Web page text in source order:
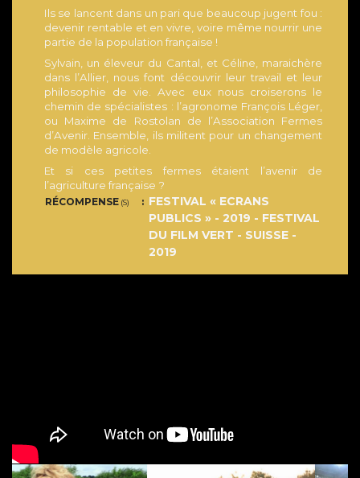
Ils se lancent dans un pari que beaucoup jugent fou :
devenir rentable et en vivre, voire même nourrir une
partie de la population française !
Sylvain, un éleveur du Cantal, et Céline, maraichère
dans l’Allier, nous font découvrir leur travail et leur
philosophie de vie. Avec eux nous croiserons le
chemin de spécialistes : l’agronome François Léger,
ou Maxime de Rostolan de l’Association Fermes
d’Avenir. Ensemble, ils militent pour un changement
de modèle agricole.
Et si ces petites fermes étaient l’avenir de
l’agriculture française ?
RÉCOMPENSE (S)
FESTIVAL « ECRANS
PUBLICS » - 2019 - FESTIVAL
DU FILM VERT - SUISSE -
2019